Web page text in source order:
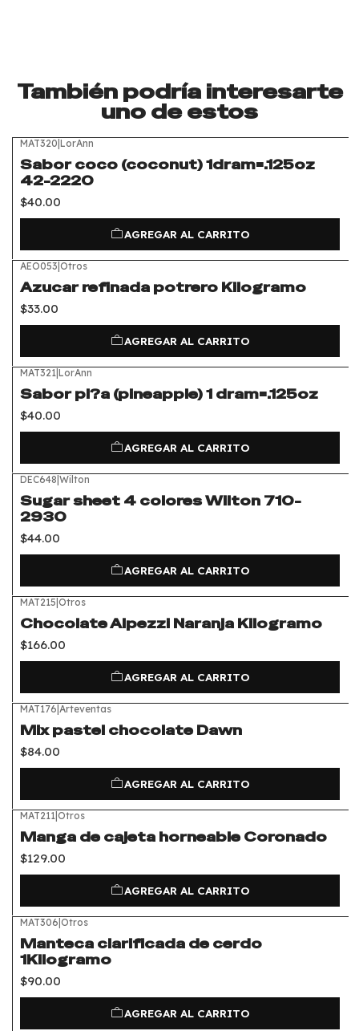
También podría interesarte
uno de estos
MAT320 LorAnn
Sabor coco (coconut) 1dram=.125oz
42-2220
$40.00
AGREGAR AL CARRITO
AEO053 Otros
Azucar refinada potrero Kilogramo
$33.00
AGREGAR AL CARRITO
MAT321| LorAnn
Sabor pi?a (pineapple) 1 dram=.125oz
$40.00
AGREGAR AL CARRITO
DEC648 Wilton
Sugar sheet 4 colores Wilton 710-
2930
$44.00
AGREGAR AL CARRITO
MAT215 Otros
Chocolate Alpezzi Naranja Kilogramo
$166.00
AGREGAR AL CARRITO
MAT176 Arteventas
Mix pastel chocolate Dawn
$84.00
AGREGAR AL CARRITO
MAT211| Otros
Manga de cajeta horneable Coronado
$129.00
AGREGAR AL CARRITO
MAT306 Otros
Manteca clarificada de cerdo
1Kilogramo
$90.00
AGREGAR AL CARRITO